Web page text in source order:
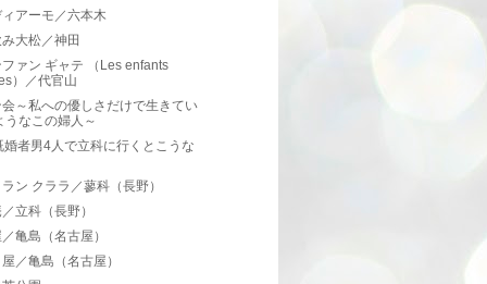
アーモ／六本木
大松／神田
ァン ギャテ （Les enfants
）／代官山
～私への優しさだけで生きてい
うなこの婦人～
婚者男4人で立科に行くとこうな
ン クララ／蓼科（長野）
立科（長野）
亀島（名古屋）
／亀島（名古屋）